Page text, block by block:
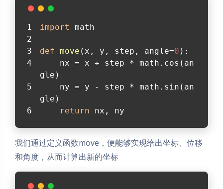
import math
def move ( x, y, step, angle=0 ):
gle)
gle)
return nx, ny
我们通过定义函数move，便能够实现给出坐标、位移
和角度，从而计算出新的坐标